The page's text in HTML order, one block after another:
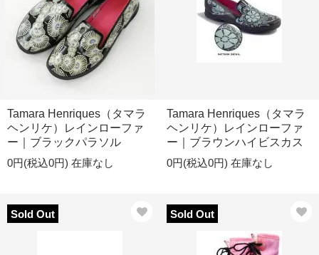
Tamara Henriques（タマラ
ヘンリケ）レインローファ
ー｜ブラックパラソル
0円(税込0円) 在庫なし
Tamara Henriques（タマラ
ヘンリケ）レインローファ
ー｜ブラウンハイビスカス
0円(税込0円) 在庫なし
Sold Out Sold Out